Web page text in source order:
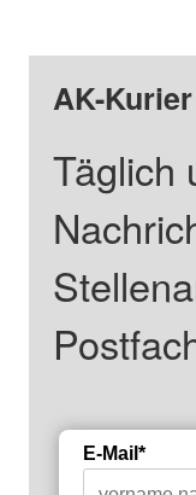
AK-
Täglich
E-Mail*